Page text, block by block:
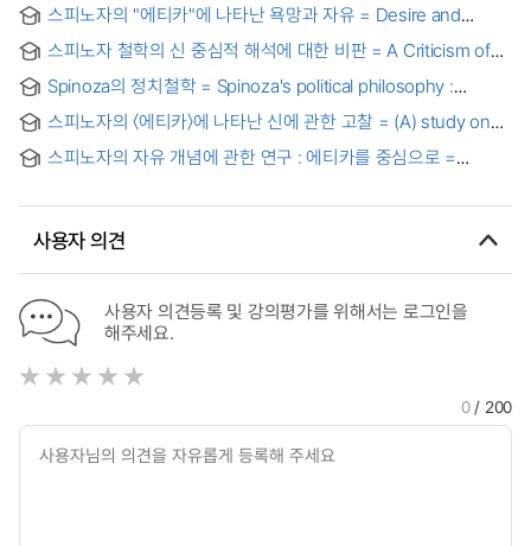
스피노자의 "에티카"에 나타난 욕망과 자유 = Desire and
스피노자 철학의 신 중심적 해석에 대한 비판 = A Criticism of
Spinoza의 정치철학 = Spinoza's political philosophy :
스피노자의 〈에티카〉에 나타난 신에 관한 고찰 = (A) study on
스피노자의 자유 개념에 관한 연구 : 에티카를 중심으로 =
사용자 의견
사용자 의견등록 및 강의평가를 위해서는 로그인을
해주세요.
0/ 200